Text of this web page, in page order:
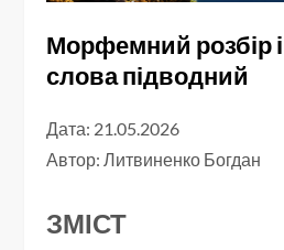
Морфемний розбір
слова підводний
Дата: 21.05.2026
Автор: Литвиненко Богдан
ЗМІСТ